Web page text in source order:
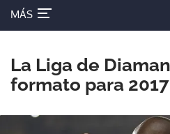
MÁS
La Liga de
formato para 2017